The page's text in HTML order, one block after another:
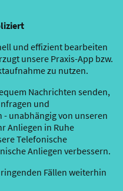
und effizient bearbeiten
unsere Praxis-App bzw.
zu nutzen.
Nachrichten senden,
und
unabhängig von unseren
Anliegen in Ruhe
Telefonische
Anliegen verbessern.
Fällen weiterhin